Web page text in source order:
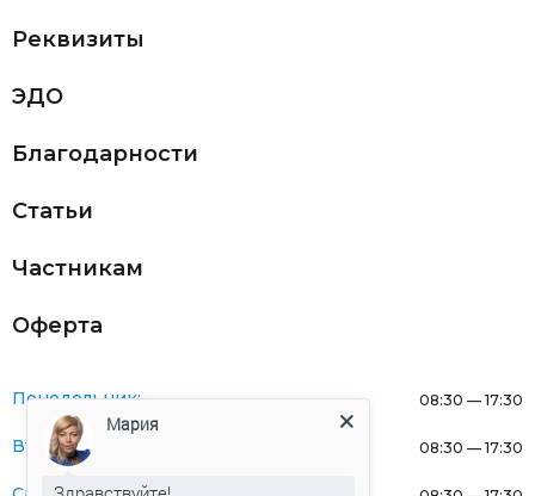
Реквизиты
ЭДО
Благодарности
Статьи
Частникам
Оферта
Понедельник: 08:30 — 17:30
Вторник: 08:30 — 17:30
Мария